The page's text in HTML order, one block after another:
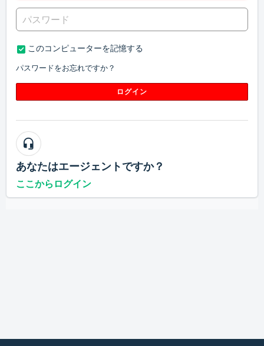
このコンピューターを記憶する
パスワードをお忘れですか？
ログイン
あなたはエージェントですか？
ここからログイン